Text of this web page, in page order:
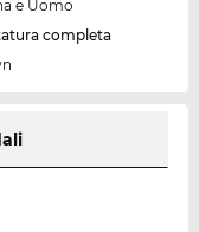
e Uomo
completa